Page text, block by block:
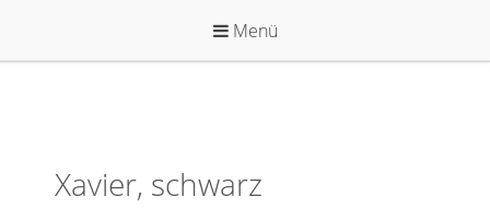
springen
Menü
Xavier, schwarz